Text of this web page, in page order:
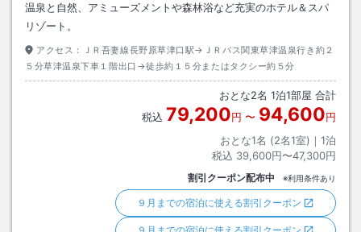
温泉と自然、アミューズメントや森林浴など充実のホテル＆スパ
リゾート。
アクセス：
ＪＲ吾妻線長野原草津口駅→ＪＲバス関東草津温泉行き約２
５分草津温泉下車１階出口→徒歩約１５分またはタクシー約５分
おとな2名 1泊1部屋 合計
税込 79,200円 〜 94,600円
おとな1名 (2名1室)｜ 1泊
税込 39,600円〜47,300円
割引クーポン配布中 ※利用条件あり
９月までの宿泊に使える割引クーポン